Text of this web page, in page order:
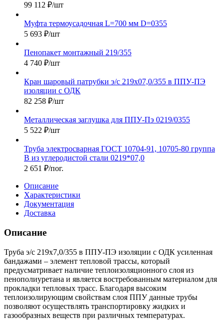
99 112 ₽/шт
Муфта термоусадочная L=700 мм D=0355
5 693 ₽/шт
Пенопакет монтажный 219/355
4 740 ₽/шт
Кран шаровый патрубки э/с 219х07,0/355 в ППУ-ПЭ
изоляции с ОДК
82 258 ₽/шт
Металлическая заглушка для ППУ-Пэ 0219/0355
5 522 ₽/шт
Труба электросварная ГОСТ 10704-91, 10705-80 группа
В из углеродистой стали 0219*07,0
2 651 ₽/пог.
Описание
Характеристики
Документация
Доставка
Описание
Труба э/с 219х7,0/355 в ППУ-ПЭ изоляции с ОДК усиленная
бандажами – элемент тепловой трассы, который
предусматривает наличие теплоизоляционного слоя из
пенополиуретана и является востребованным материалом для
прокладки тепловых трасс. Благодаря высоким
теплоизолирующим свойствам слоя ППУ данные трубы
позволяют осуществлять транспортировку жидких и
газообразных веществ при различных температурах.